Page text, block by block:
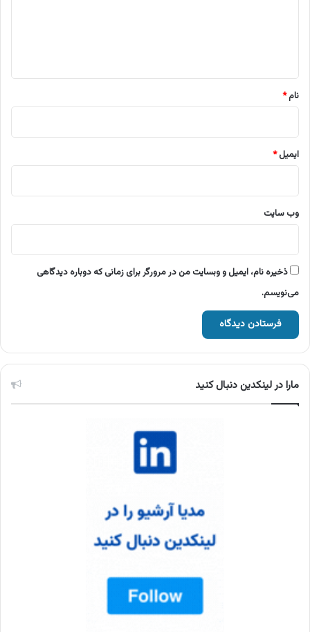
نام*
ایمیل*
وب‌ سایت
ذخیره نام، ایمیل و وبسایت من در مرورگر برای زمانی که دوباره دیدگاهی
می‌نویسم.
مارا در لینکدین دنبال کنید